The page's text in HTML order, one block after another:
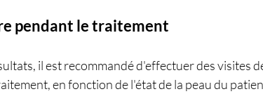
pendant le traitement
il est recommandé d'effectuer des visites
en fonction de l'état de la peau du